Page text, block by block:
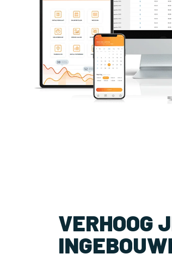
VERHOOG